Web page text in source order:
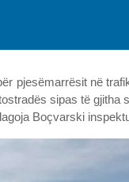
pjesëmarrësit në
sipas të gjitha
Boçvarski